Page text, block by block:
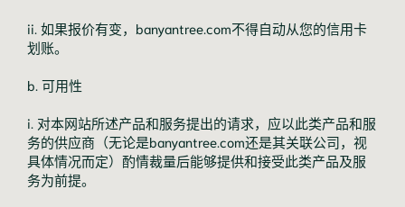
ii. 如果报价有变，banyantree.com不得自动从您的信用卡
划账。
b. 可用性
i. 对本网站所述产品和服务提出的请求，应以此类产品和服
务的供应商（无论是banyantree.com还是其关联公司，视
具体情况而定）酌情裁量后能够提供和接受此类产品及服
务为前提。